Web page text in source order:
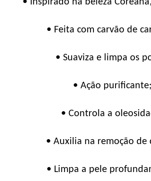
• Feita com carvão de
• Suaviza e limpa os
• Ação purificante;
• Controla a
• Auxilia na remoção de
• Limpa a pele